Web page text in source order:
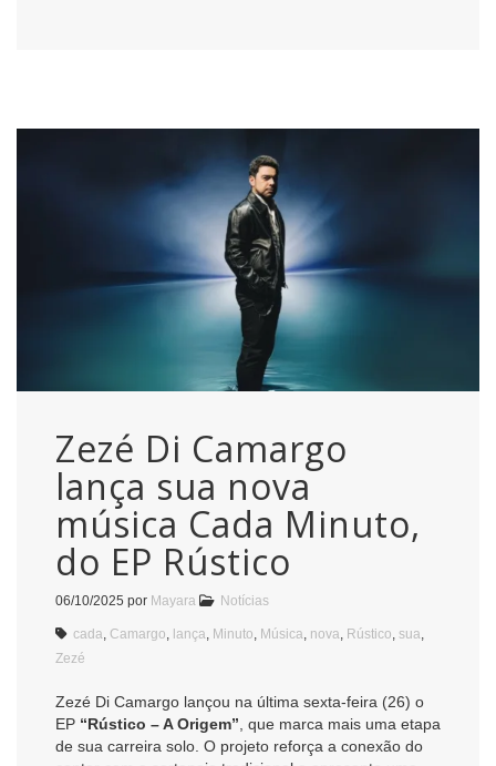
Zezé Di Camargo
lança sua nova
música Cada Minuto,
do EP Rústico
06/10/2025 por Mayara Notícias
cada Camargo lança Minuto Música nova Rústico sua
Zezé
Zezé Di Camargo lançou na última sexta-feira (26) o
EP “Rústico – A Origem” , que marca mais uma etapa
de sua carreira solo. O projeto reforça a conexão do